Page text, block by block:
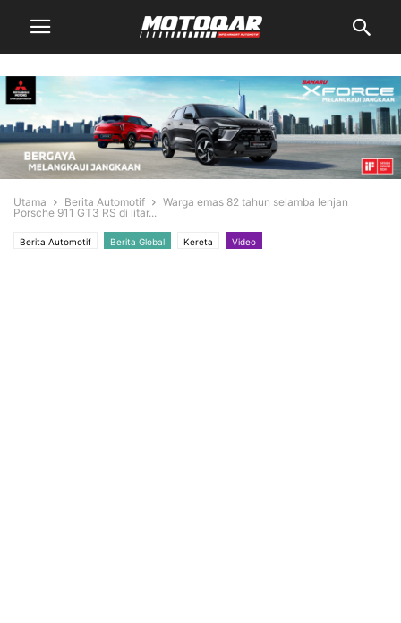
Utama Berita Automotif
Warga emas 82 tahun selamba lenjan
Porsche 911 GT3 RS di litar...
Berita Automotif Berita Global Kereta Video